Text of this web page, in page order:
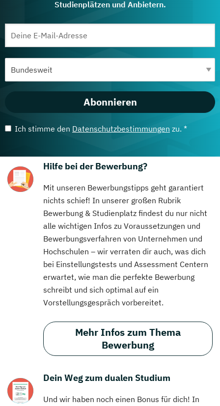
Studienplätzen und Anbietern.
Abonnieren
Ich stimme den Datenschutzbestimmungen zu. *
Hilfe bei der Bewerbung?
Mit unseren Bewerbungstipps geht garantiert
nichts schief! In unserer großen Rubrik
Bewerbung & Studienplatz findest du nur nicht
alle wichtigen Infos zu Voraussetzungen und
Bewerbungsverfahren von Unternehmen und
Hochschulen – wir verraten dir auch, was dich
bei Einstellungstests und Assessment Centern
erwartet, wie man die perfekte Bewerbung
schreibt und sich optimal auf ein
Vorstellungsgespräch vorbereitet.
Mehr Infos zum Thema
Bewerbung
Dein Weg zum dualen Studium
Und wir haben noch einen Bonus für dich! In